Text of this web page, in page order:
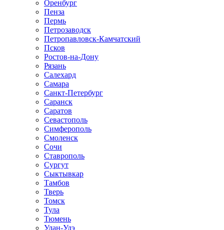
Оренбург
Пенза
Пермь
Петрозаводск
Петропавловск-Камчатский
Псков
Ростов-на-Дону
Рязань
Салехард
Самара
Санкт-Петербург
Саранск
Саратов
Севастополь
Симферополь
Смоленск
Сочи
Ставрополь
Сургут
Сыктывкар
Тамбов
Тверь
Томск
Тула
Тюмень
Улан-Удэ